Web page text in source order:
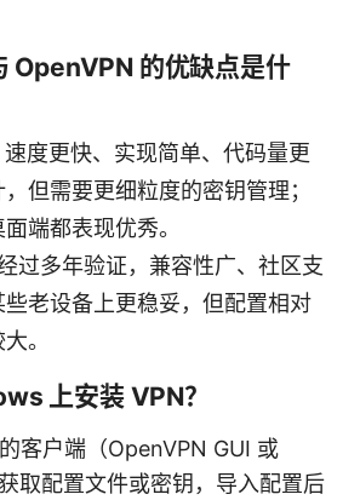
OpenVPN 的优缺点是什
度更快、实现简单、代码量更
但需要更细粒度的密钥管理；
端都表现优秀。
过多年验证，兼容性广、社区支
老设备上更稳妥，但配置相对
。
上安装 VPN？
客户端（OpenVPN GUI 或
取配置文件或密钥，导入配置后